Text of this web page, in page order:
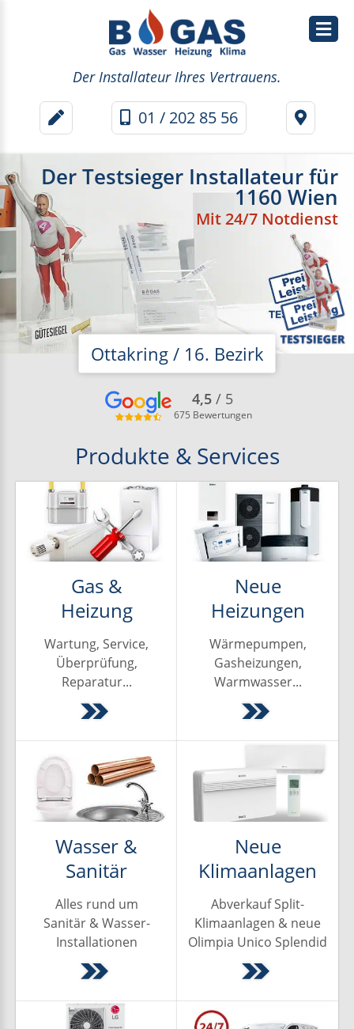
Der Installateur Ihres Vertrauens.
01 / 202 85 56
Sanitär
Heizung
Wärmepumpe
Klima
Thermenwartung
Thermentausch
Projekte
Ratgeber
Über
Der Testsieger Installateur für
1160 Wien
Mit 24/7 Notdienst
Ottakring / 16. Bezirk
4,5 / 5
675 Bewertungen
Produkte & Services
Gas &
Heizung
Wartung, Service,
Überprüfung,
Reparatur...
Neue
Heizungen
Wärmepumpen,
Gasheizungen,
Warmwasser...
Wasser &
Sanitär
Alles rund um
Sanitär & Wasser-
Installationen
Neue
Klimaanlagen
Abverkauf Split-
Klimaanlagen & neue
Olimpia Unico Splendid